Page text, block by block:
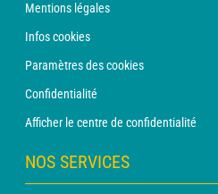
Mentions légales
Infos cookies
Paramètres des cookies
Confidentialité
Afficher le centre de confidentialité
NOS SERVICES